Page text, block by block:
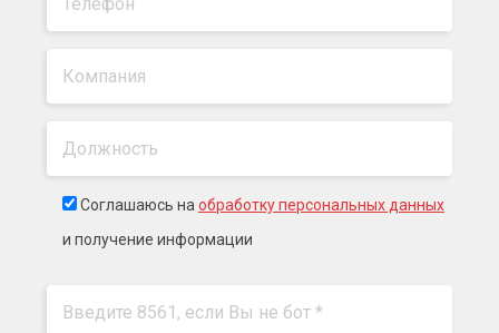
Соглашаюсь на обработку персональных данных
и получение информации